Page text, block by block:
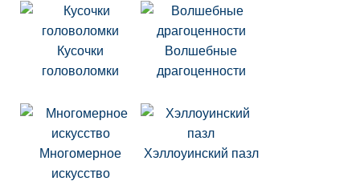
Кусочки
головоломки
Волшебные
драгоценности
Многомерное
искусство
Хэллоуинский пазл